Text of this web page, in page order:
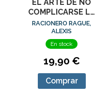
EL ARTE DE NO
COMPLICARSE LA
VIDA
RACIONERO RAGUE,
ALEXIS
En stock
19,90 €
Comprar